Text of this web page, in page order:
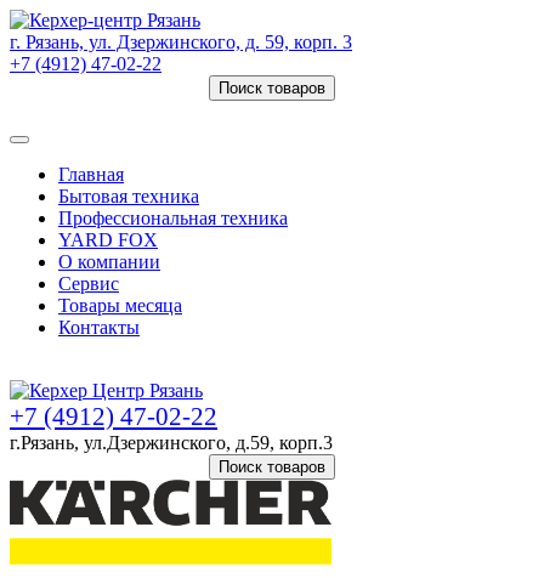
г. Рязань, ул. Дзержинского, д. 59, корп. 3
+7 (4912) 47-02-22
Поиск товаров
Главная
Бытовая техника
Профессиональная техника
YARD FOX
О компании
Сервис
Товары месяца
Контакты
+7 (4912) 47-02-22
г.Рязань, ул.Дзержинского, д.59, корп.3
Поиск товаров